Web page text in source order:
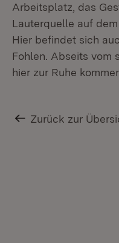
Arbeitsplatz, das
Lauterquelle auf
Hier befindet sich
Fohlen. Abseits vom
hier zur Ruhe
Zurück zur